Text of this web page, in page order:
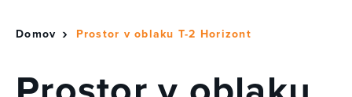
Domov Prostor v oblaku T-2 Horizont